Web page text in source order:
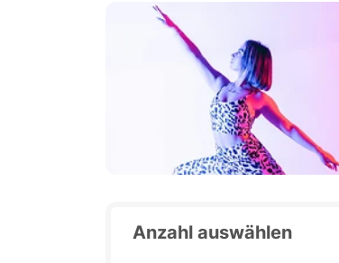
Alle Händler
Anzahl auswählen